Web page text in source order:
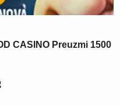
CASINO Preuzmi 1500